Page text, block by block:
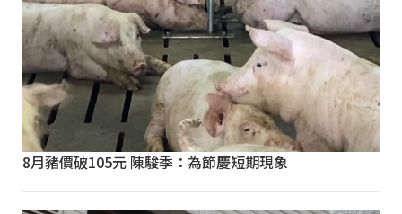
8月豬價破105元 陳駿季：為節慶短期現象